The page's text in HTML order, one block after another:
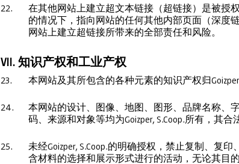
22.
在其他网站上建立超文本链接（超链接）是被授
的情况下，指向网站的任何其他内部页面（深度
网站上建立超链接所带来的全部责任和风险。
VII. 知识产权和工业产权
23. 本网站及其所包含的各种元素的知识产权归
24.
本网站的设计、图像、地图、图形、品牌名称、
码、来源和对象等均为Goizper, S.Coop.所有，其
25.
未经Goizper, S.Coop.的明确授权，禁止复制、复
含材料的选择和展示形式进行的活动，无论其目